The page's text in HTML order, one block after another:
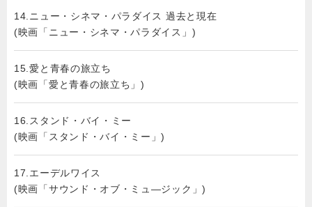
14.ニュー・シネマ・パラダイス 過去と現在
(映画「ニュー・シネマ・パラダイス」)
15.愛と青春の旅立ち
(映画「愛と青春の旅立ち」)
16.スタンド・バイ・ミー
(映画「スタンド・バイ・ミー」)
17.エーデルワイス
(映画「サウンド・オブ・ミュ―ジック」)